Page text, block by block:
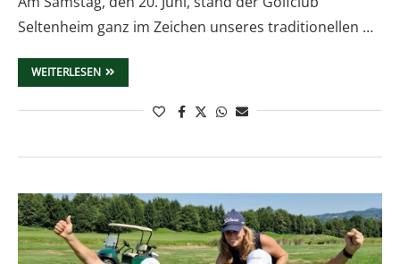
Seltenheim ganz im Zeichen unseres traditionellen …
WEITERLESEN